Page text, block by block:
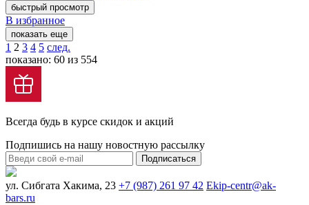
быстрый просмотр
В избранное
показать еще
1 2 3 4 5 след.
показано: 60 из 554
Всегда будь в курсе скидок и акций
Подпишись на нашу новостную рассылку
Подписаться
ул. Сибгата Хакима, 23 +7 (987) 261 97 42 Ekip-centr@ak-
bars.ru